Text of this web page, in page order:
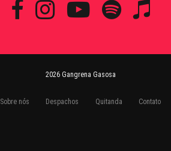
2026 Gangrena Gasosa
Sobre nós Despachos Quitanda Contato